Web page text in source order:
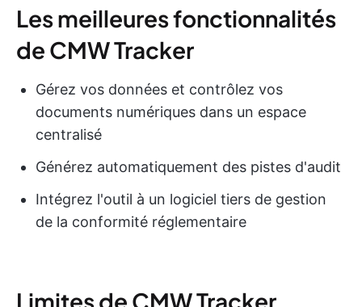
Les meilleures fonctionnalités
de CMW Tracker
Gérez vos données et contrôlez vos
documents numériques dans un espace
centralisé
Générez automatiquement des pistes d'audit
Intégrez l'outil à un logiciel tiers de gestion
de la conformité réglementaire
Limites de CMW Tracker